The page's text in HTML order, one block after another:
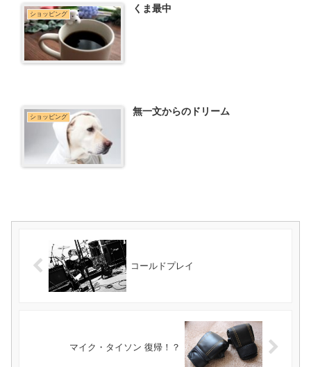
ショッピング くま最中
ショッピング 無一文からのドリーム
コールドプレイ
マイク・タイソン 復帰！？